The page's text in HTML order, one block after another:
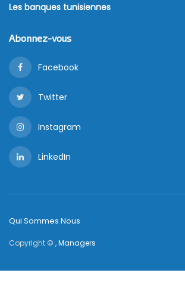
Les banques tunisiennes
Abonnez-vous
Facebook
Twitter
Instagram
LinkedIn
Qui Sommes Nous
Copyright © ,Managers